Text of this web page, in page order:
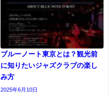
ブルーノート東京とは？観光前
に知りたいジャズクラブの楽し
み方
2025年6月10日